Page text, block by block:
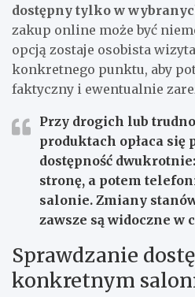
dostępny tylko w
zakup online może być
opcją zostaje osobista
konkretnego punktu, aby
faktyczny i ewentualnie
Przy drogich lub
produktach opłaca się
dostępność
stronę, a potem
salonie. Zmiany
zawsze są widoczne w
Sprawdzanie
konkretnym